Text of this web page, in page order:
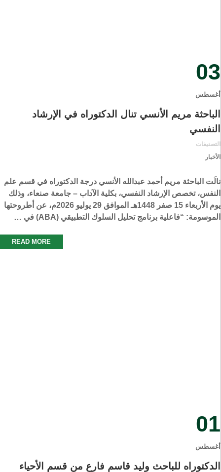
03
أغسطس
الباحثة مريم الأنسي تنال الدكتوراه في الإرشاد
النفسي
التصنيفات
الأخبار
نالَت الباحثة مريم أحمد عبدالله الأنسي درجة الدكتوراه في قسم علم
النفس، تخصص الإرشاد النفسي، بكلية الآداب – جامعة صنعاء، وذلك
يوم الأربعاء 15 صفر 1448هـ الموافق 29 يوليو 2026م، عن أطروحتها
الموسومة: “فاعلية برنامج تحليل السلوك التطبيقي (ABA) في …
READ MORE
01
أغسطس
الدكتوراه للباحث وليد قاسم فارع من قسم الأحياء